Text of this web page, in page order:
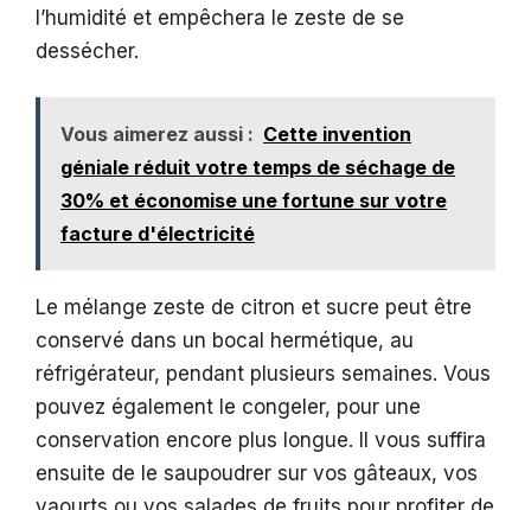
l’humidité et empêchera le zeste de se
dessécher.
Vous aimerez aussi : Cette invention
géniale réduit votre temps de séchage de
30% et économise une fortune sur votre
facture d'électricité
Le mélange zeste de citron et sucre peut être
conservé dans un bocal hermétique, au
réfrigérateur, pendant plusieurs semaines. Vous
pouvez également le congeler, pour une
conservation encore plus longue. Il vous suffira
ensuite de le saupoudrer sur vos gâteaux, vos